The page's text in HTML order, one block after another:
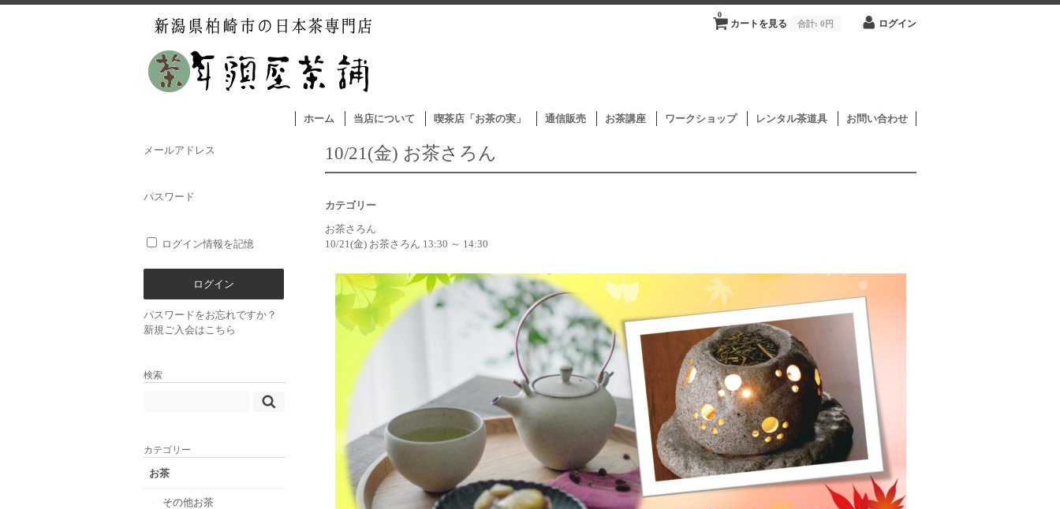
カートを見る
0
合計: 0円 ログイン
ホーム 当店について 喫茶店「お茶の実」 通信販売 お茶講座 ワークショップ レンタル茶道具 お問い合わせ
10/21(金) お茶さろん
カテゴリー
お茶さろん
10/21(金) お茶さろん 13:30 ～ 14:30
メールアドレス
パスワード
ログイン情報を記憶
パスワードをお忘れですか？
新規ご入会はこちら
検索
カテゴリー
お茶
その他お茶